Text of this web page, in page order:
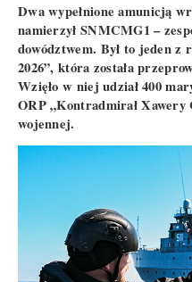
Dwa wypełnione amunicją
namierzył SNMCMG1 –
dowództwem. Był to jeden
2026”, która została
Wzięło w niej udział 400
ORP „Kontradmirał
wojennej.